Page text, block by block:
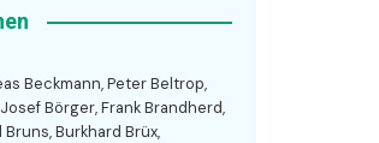
Beckmann, Peter Beltrop,
Börger, Frank Brandherd,
Burkhard Brüx,